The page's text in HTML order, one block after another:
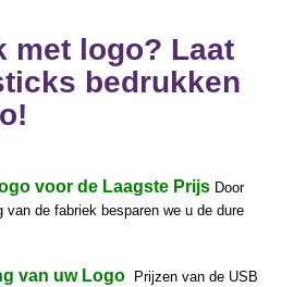
met logo? Laat
bedrukken
voor de Laagste Prijs Door
van de fabriek besparen we u de dure
van uw Logo
Prijzen van de USB